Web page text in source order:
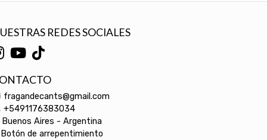
REDES SOCIALES
fragandecants@gmail.com
+5491176383034
Buenos Aires - Argentina
de arrepentimiento